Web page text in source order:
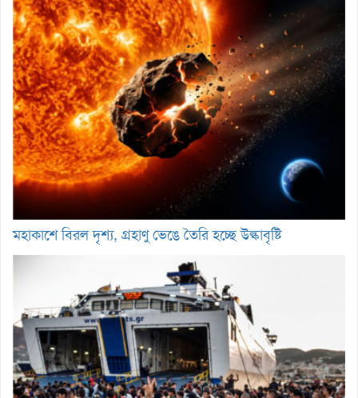
মহাকাশে বিরল দৃশ্য, গ্রহাণু ভেঙে তৈরি হচ্ছে উল্কাবৃষ্টি